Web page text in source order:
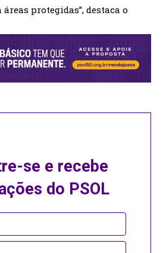
protegidas”, destaca o
se e recebe
do PSOL